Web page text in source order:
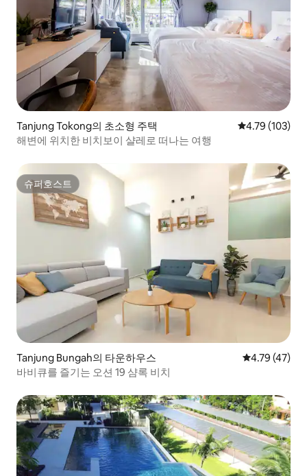
Tanjung Tokong의 초소형 주택 평점 4.79점(5
4.79 (103)
해변에 위치한 비치보이 샬레로 떠나는 여행
슈퍼호스트
슈퍼호스트
Tanjung Bungah의 타운하우스 평점 4.79점
4.79 (47)
바비큐를 즐기는 오션 19 샴록 비치